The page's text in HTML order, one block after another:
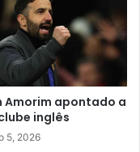
Amorim apontado a
inglês
5, 2026